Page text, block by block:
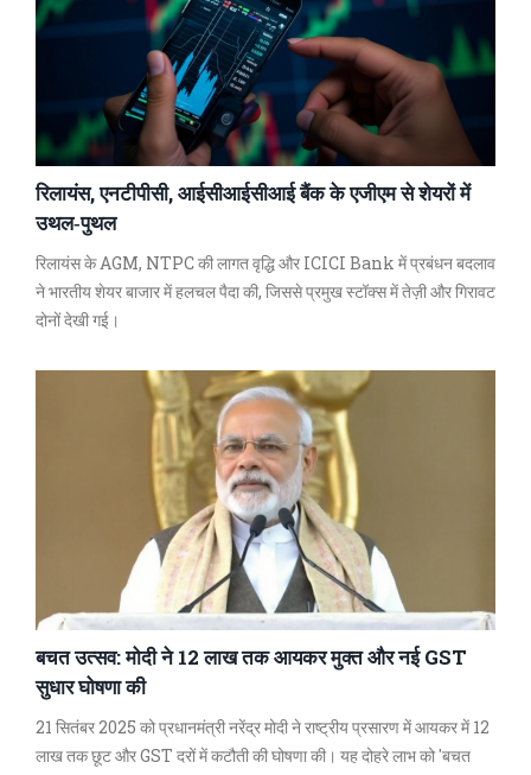
रिलायंस, एनटीपीसी, आईसीआईसीआई बैंक के एजीएम से शेयरों में
उथल‑पुथल
रिलायंस के AGM, NTPC की लागत वृद्धि और ICICI Bank में प्रबंधन बदलाव
ने भारतीय शेयर बाजार में हलचल पैदा की, जिससे प्रमुख स्टॉक्स में तेज़ी और गिरावट
दोनों देखी गई।
बचत उत्सव: मोदी ने 12 लाख तक आयकर मुक्त और नई GST
सुधार घोषणा की
21 सितंबर 2025 को प्रधानमंत्री नरेंद्र मोदी ने राष्ट्रीय प्रसारण में आयकर में 12
लाख तक छूट और GST दरों में कटौती की घोषणा की। यह दोहरे लाभ को 'बचत